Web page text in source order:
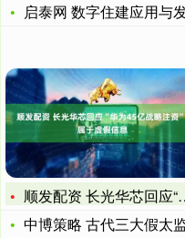
启泰网 数字住建应用与
顺发配资 长光华芯回应“华为45亿战略注资”：属于虚假信息
中博策略 古代三大假太监：